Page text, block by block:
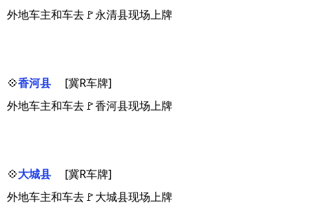
外地车主和车去🚩永清县现场上牌
💠香河县
[冀R车牌]
外地车主和车去🚩香河县现场上牌
💠大城县
[冀R车牌]
外地车主和车去🚩大城县现场上牌